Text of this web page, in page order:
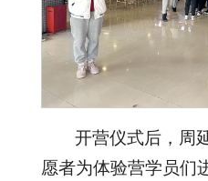
开营仪式后，周
愿者为体验营学员们